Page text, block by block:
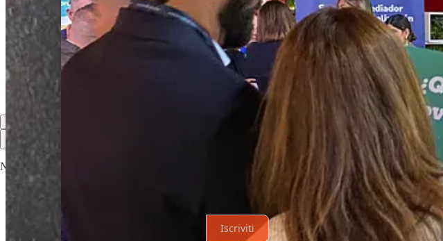
Discussione su questo Post
Commenti Restack
Nessun post
Assolutamente, procediamo.
Iscriviti